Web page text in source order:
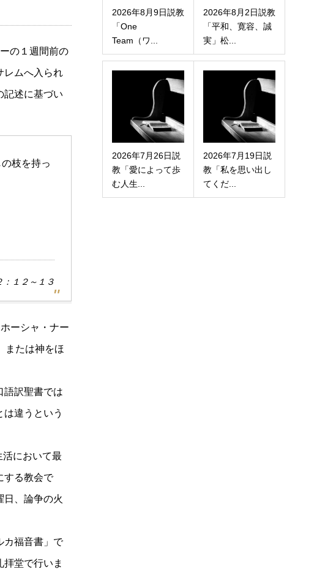
の１週間前の
レムへ入られ
記述に基づい
枝を持っ
：１２～１３
ーシャ・ナー
または神をほ
語訳聖書では
違うという
活において最
する教会で
日、論争の火
カ福音書」で
堂で行いま
2026年8月9日説教
「One
Team（ワ...
2026年8月2日説教
「平和、寛容、誠
実」松...
2026年7月26日説
教「愛によって歩
む人生...
2026年7月19日説
教「私を思い出し
てくだ...